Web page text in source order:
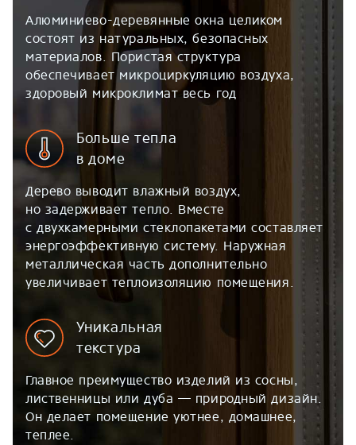
Алюминиево-деревянные окна целиком
состоят из натуральных, безопасных
материалов. Пористая структура
обеспечивает микроциркуляцию воздуха,
здоровый микроклимат весь год
Больше тепла
в доме
Дерево выводит влажный воздух,
но задерживает тепло. Вместе
с двухкамерными стеклопакетами составляет
энергоэффективную систему. Наружная
металлическая часть дополнительно
увеличивает теплоизоляцию помещения.
Уникальная
текстура
Главное преимущество изделий из сосны,
лиственницы или дуба — природный дизайн.
Он делает помещение уютнее, домашнее,
теплее.